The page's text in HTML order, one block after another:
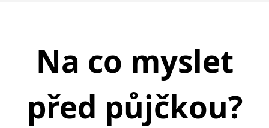
Na co myslet
před půjčkou?